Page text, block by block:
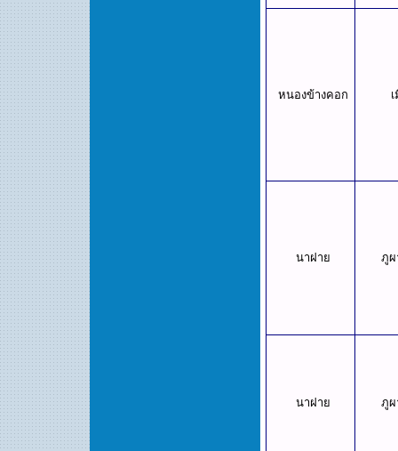
หนองข้างคอก
นาฝาย ภูผ
นาฝาย ภูผ